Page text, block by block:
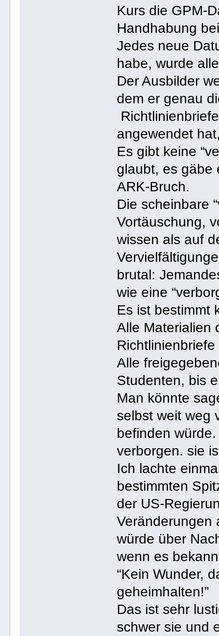
Kurs die GPM-
Handhabung
Jedes neue
habe, wurde
Der Ausbilder
dem er genau
angewendet
Es gibt keine
glaubt, es gäbe
ARK-Bruch.
Die scheinbare
Vortäuschung,
wissen als auf
brutal:
wie eine
Es ist bestimmt
Alle Materialien
Alle
Studenten, bis
Man könnte
selbst weit weg
befinden
verborgen. sie
Ich lachte
bestimmten
der US-
Veränderungen
würde über
wenn es
“Kein Wunder,
geheimhalten!”
Das ist sehr
schwer sie und